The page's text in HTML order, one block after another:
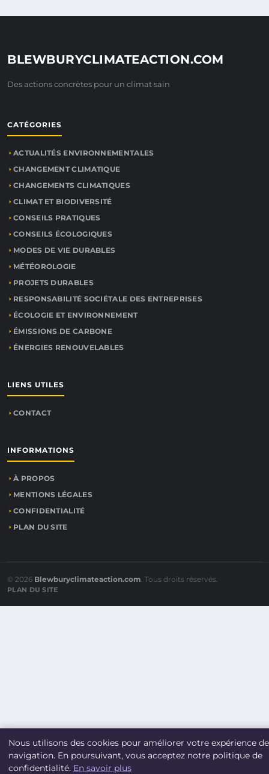
BLEWBURYCLIMATEACTION.COM
Des actions concrètes pour un climat sain
CATÉGORIES
ACTUALITÉS ENVIRONNEMENTALES
CHANGEMENT CLIMATIQUE
CHANGEMENTS CLIMATIQUES
CLIMAT ET BIODIVERSITÉ
CONSEILS PRATIQUES
CONSEILS ÉCOLOGIQUES
MODES DE VIE DURABLES
MÉTÉOROLOGIE
PROJETS DURABLES
RESPONSABILITÉ SOCIÉTALE DES ENTREPRISES
ÉCOLOGIE ET ENVIRONNEMENT
ÉMISSIONS DE CARBONE
ÉNERGIES RENOUVELABLES
LIENS UTILES
CONTACT
INFORMATIONS
À PROPOS
MENTIONS LÉGALES
CONFIDENTIALITÉ
PLAN DU SITE
© 2026 Blewburyclimateaction.com. Tous droits réservés.
PLAN DU SITE
Nous utilisons des cookies pour améliorer votre expérience de
navigation. En poursuivant, vous acceptez notre politique de
confidentialité. En savoir plus